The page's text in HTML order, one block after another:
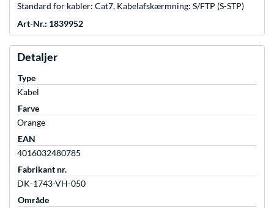
Standard for kabler: Cat7, Kabelafskærmning: S/FTP (S-STP)
Art-Nr.: 1839952
Detaljer
Type
Kabel
Farve
Orange
EAN
4016032480785
Fabrikant nr.
DK-1743-VH-050
Område